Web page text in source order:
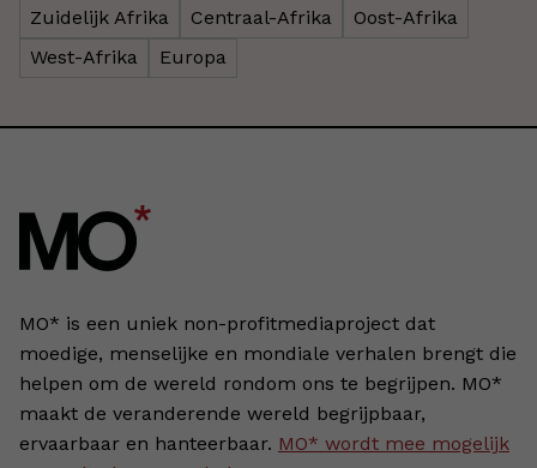
Zuidelijk Afrika Centraal-Afrika
Oost-Afrika
West-Afrika
Europa
MO* is een uniek non-profitmediaproject dat
moedige, menselijke en mondiale verhalen brengt die
helpen om de wereld rondom ons te begrijpen. MO*
maakt de veranderende wereld begrijpbaar,
ervaarbaar en hanteerbaar. MO* wordt mee mogelijk